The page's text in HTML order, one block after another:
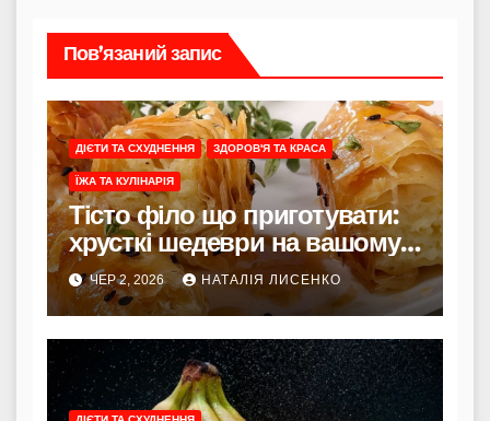
Пов’язаний запис
ДІЄТИ ТА СХУДНЕННЯ ЗДОРОВ'Я ТА КРАСА
ЇЖА ТА КУЛІНАРІЯ
Тісто філо що приготувати:
хрусткі шедеври на вашому
столі
ЧЕР 2, 2026 НАТАЛІЯ ЛИСЕНКО